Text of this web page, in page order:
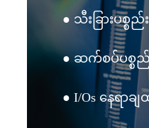
● သီးခြားပစ္စည်း
● ဆက်စပ်ပစ္စည်
● I/Os နေရာချ